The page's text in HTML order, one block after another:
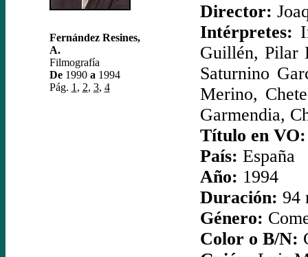
Fernández Resines,
A.
Filmografía
De1990 a 1994
Pág. 1 , 2, 3, 4
Director:
Intérpretes:
Guillén, Pilar
Saturnino
Merino,
Garmendia,
Título en VO:
País: España
Año: 1994
Duración: 94
Género:
Color o B/N: